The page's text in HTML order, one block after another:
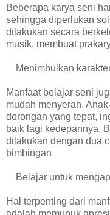
Beberapa karya seni
sehingga diperlukan
dilakukan secara
musik, membuat
Menimbulkan
Manfaat belajar seni
mudah menyerah.
dorongan yang tepat,
baik lagi kedepannya.
dilakukan dengan dua
bimbingan
Belajar untuk
Hal terpenting dari